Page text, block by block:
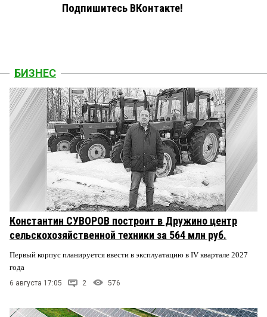
Подпишитесь ВКонтакте!
БИЗНЕС
Константин СУВОРОВ построит в Дружино центр
сельскохозяйственной техники за 564 млн руб.
Первый корпус планируется ввести в эксплуатацию в IV квартале 2027
года
6 августа 17:05 2 576